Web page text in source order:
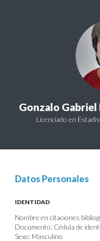
Gonzalo Gabriel
Licenciado en
Datos Personales
IDENTIDAD
Nombre en citaciones
Documento: Cédula de
Sexo: Masculino